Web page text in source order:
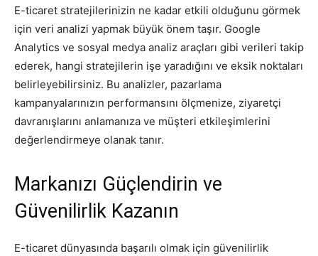
E-ticaret stratejilerinizin ne kadar etkili olduğunu görmek
için veri analizi yapmak büyük önem taşır. Google
Analytics ve sosyal medya analiz araçları gibi verileri takip
ederek, hangi stratejilerin işe yaradığını ve eksik noktaları
belirleyebilirsiniz. Bu analizler, pazarlama
kampanyalarınızın performansını ölçmenize, ziyaretçi
davranışlarını anlamanıza ve müşteri etkileşimlerini
değerlendirmeye olanak tanır.
Markanızı Güçlendirin ve
Güvenilirlik Kazanın
E-ticaret dünyasında başarılı olmak için güvenilirlik